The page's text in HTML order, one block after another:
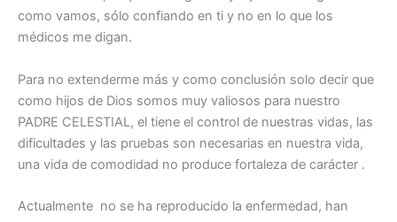
como vamos, sólo confiando en ti y no en lo que los
médicos me digan.
Para no extenderme más y como conclusión solo decir que
como hijos de Dios somos muy valiosos para nuestro
PADRE CELESTIAL, el tiene el control de nuestras vidas, las
dificultades y las pruebas son necesarias en nuestra vida,
una vida de comodidad no produce fortaleza de carácter .
Actualmente no se ha reproducido la enfermedad, han